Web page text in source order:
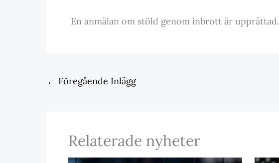
En anmälan om stöld genom inbrott är upprättad.
← Föregående Inlägg
Relaterade nyheter